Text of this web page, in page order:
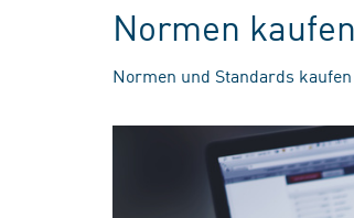
Normen kaufen
Normen und Standards